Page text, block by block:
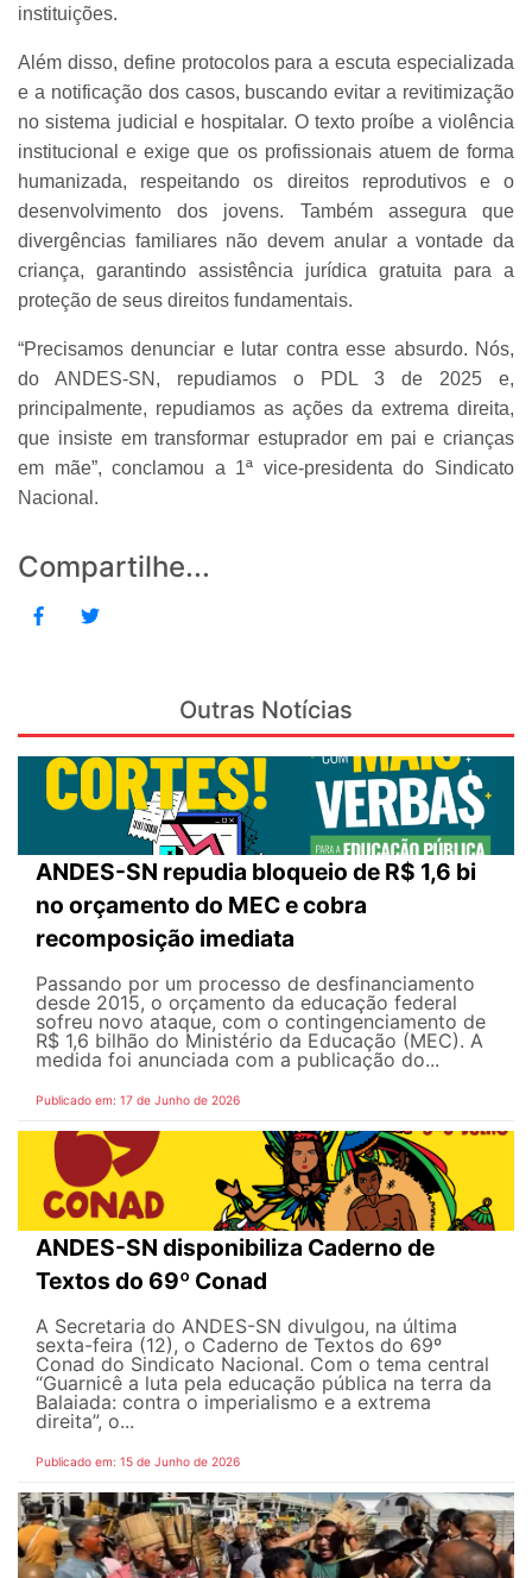
instituições.
Além disso, define protocolos para a escuta especializada
e a notificação dos casos, buscando evitar a revitimização
no sistema judicial e hospitalar. O texto proíbe a violência
institucional e exige que os profissionais atuem de forma
humanizada, respeitando os direitos reprodutivos e o
desenvolvimento dos jovens. Também assegura que
divergências familiares não devem anular a vontade da
criança, garantindo assistência jurídica gratuita para a
proteção de seus direitos fundamentais.
“Precisamos denunciar e lutar contra esse absurdo. Nós,
do ANDES-SN, repudiamos o PDL 3 de 2025 e,
principalmente, repudiamos as ações da extrema direita,
que insiste em transformar estuprador em pai e crianças
em mãe”, conclamou a 1ª vice-presidenta do Sindicato
Nacional.
Compartilhe...
Outras Notícias
ANDES-SN repudia bloqueio de R$ 1,6 bi
no orçamento do MEC e cobra
recomposição imediata
Passando por um processo de desfinanciamento
desde 2015, o orçamento da educação federal
sofreu novo ataque, com o contingenciamento de
R$ 1,6 bilhão do Ministério da Educação (MEC). A
medida foi anunciada com a publicação do...
Publicado em: 17 de Junho de 2026
ANDES-SN disponibiliza Caderno de
Textos do 69º Conad
A Secretaria do ANDES-SN divulgou, na última
sexta-feira (12), o Caderno de Textos do 69º
Conad do Sindicato Nacional. Com o tema central
“Guarnicê a luta pela educação pública na terra da
Balaiada: contra o imperialismo e a extrema
direita”, o...
Publicado em: 15 de Junho de 2026